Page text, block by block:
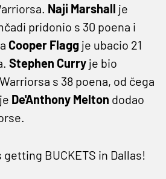
Naji Marshall je
pridonio s 30 poena i
Cooper Flagg je ubacio 21
Stephen Curry je bio
s 38 poena, od čega
De'Anthony Melton dodao
BUCKETS in Dallas!